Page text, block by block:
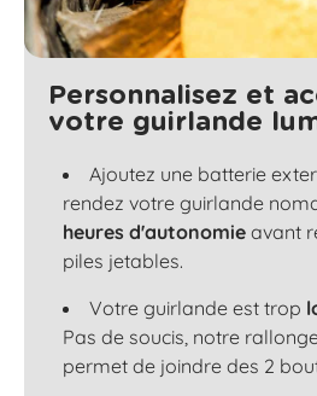
Personnalisez et
votre guirlande
Ajoutez une batterie
rendez votre guirlande
heures d'autonomie avant
piles jetables.
Votre guirlande est trop
Pas de soucis, notre
permet de joindre des 2